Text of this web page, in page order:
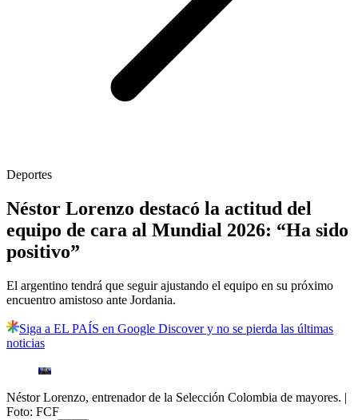
Deportes
Néstor Lorenzo destacó la actitud del
equipo de cara al Mundial 2026: “Ha sido
positivo”
El argentino tendrá que seguir ajustando el equipo en su próximo
encuentro amistoso ante Jordania.
Siga a EL PAÍS en Google Discover y no se pierda las últimas
noticias
Néstor Lorenzo, entrenador de la Selección Colombia de mayores. |
Foto: FCF